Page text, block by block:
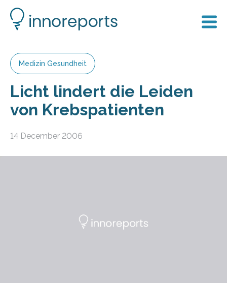
Medizin Gesundheit
Licht lindert die Leiden
von Krebspatienten
14 December 2006